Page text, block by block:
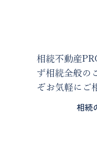
相続不動産
ず相続全般の
ぞお気軽にご
相続